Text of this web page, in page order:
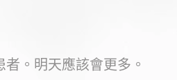
。明天應該會更多。